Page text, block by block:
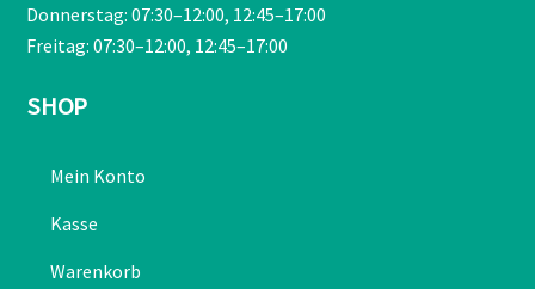
Donnerstag: 07:30–12:00, 12:45–17:00
Freitag: 07:30–12:00, 12:45–17:00
SHOP
Mein Konto
Kasse
Warenkorb